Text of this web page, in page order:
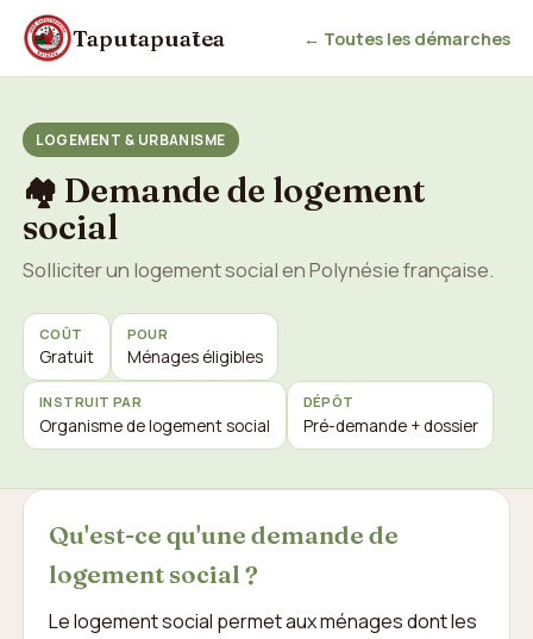
Taputapuātea ← Toutes les démarches
LOGEMENT & URBANISME
🏘️ Demande de logement
social
Solliciter un logement social en Polynésie française.
COÛT
Gratuit
POUR
Ménages éligibles
INSTRUIT PAR
Organisme de logement social
DÉPÔT
Pré-demande + dossier
Qu'est-ce qu'une demande de
logement social ?
Le logement social permet aux ménages dont les